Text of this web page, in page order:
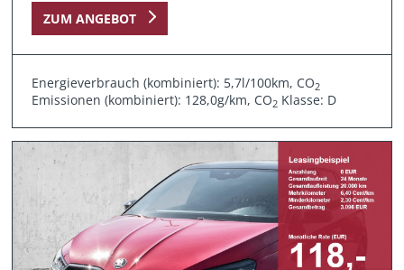
ZUM ANGEBOT
Energieverbrauch (kombiniert): 5,7l/100km, CO2
Emissionen (kombiniert): 128,0g/km, CO2 Klasse: D